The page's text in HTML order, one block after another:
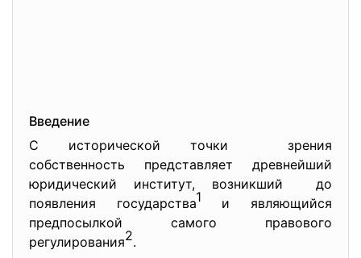
Введение
С исторической точки зрения
собственность представляет древнейший
юридический институт, возникший до
появления государства1 и являющийся
предпосылкой самого правового
регулирования2.